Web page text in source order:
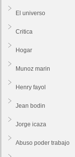
El universo
Critica
Hogar
Munoz marin
Henry fayol
Jean bodin
Jorge icaza
Abuso poder trabajo